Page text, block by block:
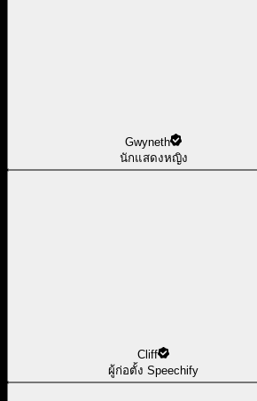
Gwyneth
นักแสดงหญิง
Cliff
ผู้ก่อตั้ง Speechify